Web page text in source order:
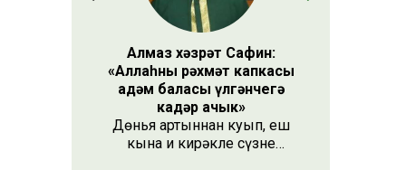
Алмаз хәзрәт Сафин:
«Аллаһның рәхмәт капкасы
адәм баласы үлгәнчегә
кадәр ачык»
Дөнья артыннан куып, еш
кына иң кирәкле сүзне